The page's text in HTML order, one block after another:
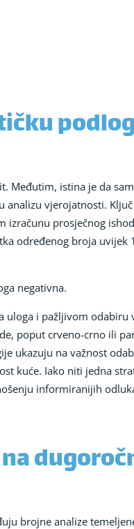
Međutim, istina je da
vjerojatnosti.
izračunu prosječnog
određenog broja uvijek
negativna.
uloga i pažljivom odabiru
poput crveno-crno ili
ukazuju na važnost
kuće. Iako niti jedna
informiranijih
brojne analize